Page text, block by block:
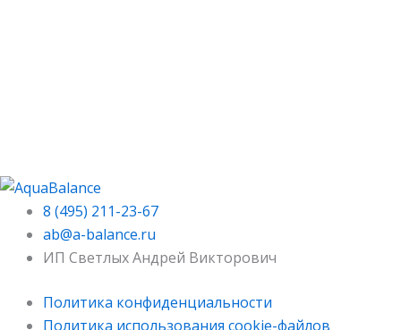
8 (495) 211-23-67
ab@a-balance.ru
ИП Светлых Андрей Викторович
Политика конфиденциальности
Политика использования cookie-файлов